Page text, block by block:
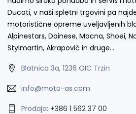
Ducati, v naši spletni trgovini pa
motoristične opreme uveljavljenih
Alpinestars, Dainese, Macna, Shoei,
Stylmartin, Akrapovič in druge…
Blatnica 3a, 1236 OIC Trzin
info@moto-as.com
Prodaja: +386 1 562 37 00